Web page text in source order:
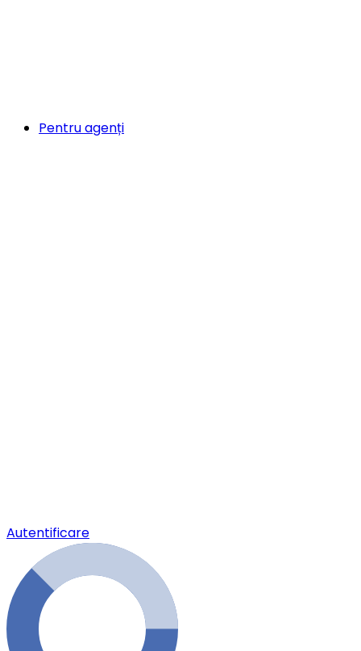
Pentru agenți
Autentificare